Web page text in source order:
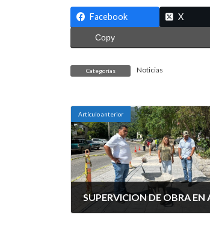
Facebook X
Copy
Categorías Noticias
Artículo anterior